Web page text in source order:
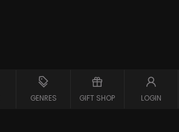
GENRES GIFT SHOP LOGIN